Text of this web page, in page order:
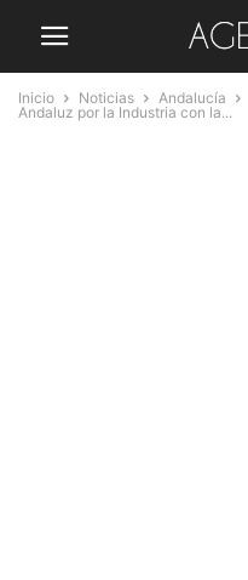
Inicio Noticias Andalucía
Andaluz por la Industria con la...